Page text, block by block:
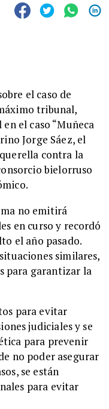
el caso de
tribunal,
el caso “Muñeca
Jorge Sáez, el
contra la
bielorruso
no emitirá
en curso y recordó
el año pasado.
similares,
para garantizar la
para evitar
judiciales y se
para prevenir
no poder asegurar
se están
para evitar